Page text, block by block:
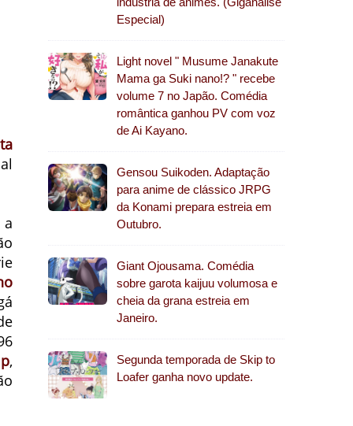
,
Especial)
Light novel " Musume Janakute
Mama ga Suki nano!? " recebe
volume 7 no Japão. Comédia
romântica ganhou PV com voz
de Ai Kayano.
Gensou Suikoden. Adaptação
para anime de clássico JRPG
da Konami prepara estreia em
Outubro.
Giant Ojousama. Comédia
sobre garota kaijuu volumosa e
cheia da grana estreia em
Janeiro.
Segunda temporada de Skip to
Loafer ganha novo update.